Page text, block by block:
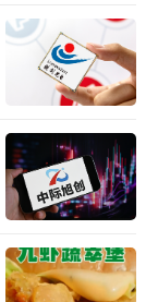
荡的基调，
样如此（详
负责人是周
、应用视觉
万相、通义